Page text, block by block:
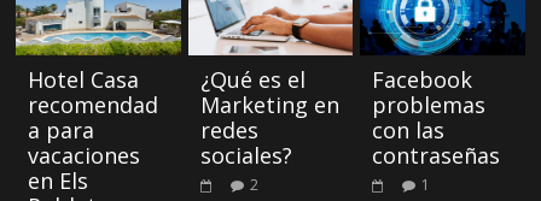
Hotel Casa
recomendad
a para
vacaciones
en Els
¿Qué es el
Marketing en
redes
sociales?
2
Facebook
problemas
con las
contraseñas
1